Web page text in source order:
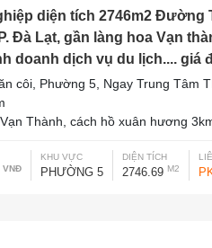
diện tích 2746m2 Đường
Đà Lạt, gần làng hoa Vạn
doanh dịch vụ du lịch.... giá
côi, Phường 5, Ngay Trung Tâm
Thành, cách hồ xuân hương
VNĐ
KHU VỰC
PHƯỜNG 5
DIỆN TÍCH
2746.69 M2